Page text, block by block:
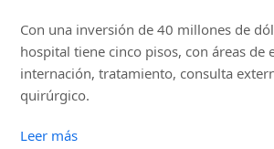
Con una inversión de 40 millones de
hospital tiene cinco pisos, con áreas de
internación, tratamiento, consulta
quirúrgico.
Leer más